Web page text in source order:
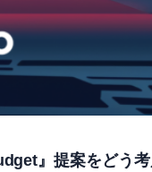
』提案をどう